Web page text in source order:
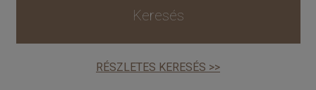
Keresés
RÉSZLETES KERESÉS >>